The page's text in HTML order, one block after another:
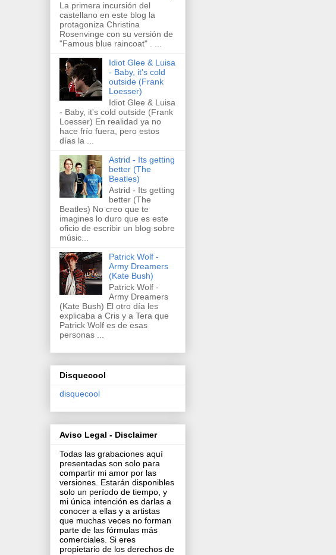
La primera incursión del
castellano en este blog la
protagoniza Christina
Rosenvinge con su versión de
"Famous blue raincoat" . ...
Idiot Glee & Luisa
- Baby, it's cold
outside (Frank
Loesser)
Idiot Glee & Luisa
- Baby, it's cold outside (Frank
Loesser) En realidad ya no
hace frío fuera, pero estos
días la ...
Astrid - Its getting
better (The
Beatles)
Astrid - Its getting
better (The
Beatles) No creo que te
imagines lo duro que es este
oficio de escribir un blog sobre
músic...
Patrick Wolf -
Army Dreamers
(Kate Bush)
Patrick Wolf -
Army Dreamers
(Kate Bush) El otro día les
explicaba a Cris y a Tera que
Patrick Wolf es de esas
personas ...
Disquecool
disquecool
Aviso Legal - Disclaimer
Todas las grabaciones aquí
presentadas son solo para
compartir mi amor por las
versiones. Estarán disponibles
solo un período de tiempo, y
mi única intención es darlas a
conocer a ellas y a artistas
que muchas veces no forman
parte de las fórmulas más
comerciales. Si eres
propietario de los derechos de